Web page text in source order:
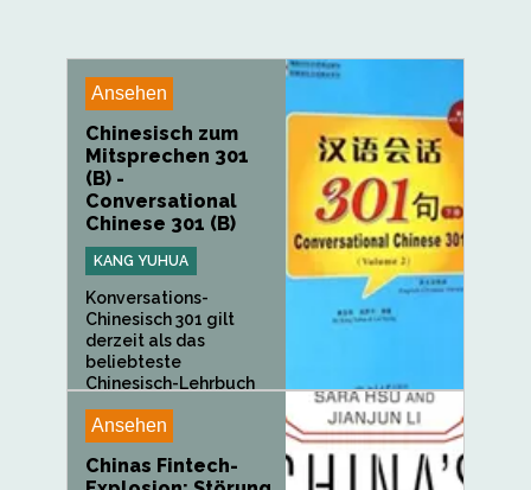
Ansehen
Chinesisch zum
Mitsprechen 301
(B) -
Conversational
Chinese 301 (B)
KANG YUHUA
Konversations-
Chinesisch 301 gilt
derzeit als das
beliebteste
Chinesisch-Lehrbuch
Ansehen
Chinas Fintech-